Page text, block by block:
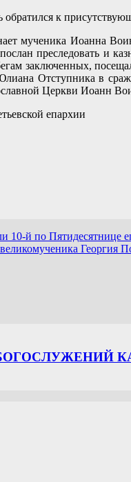
к
мученика Иоанна
преследовать и
заключенных,
Юлиана Отступника в
Церкви Иоанн
епархии
10-й по Пятидесятнице
Георгия